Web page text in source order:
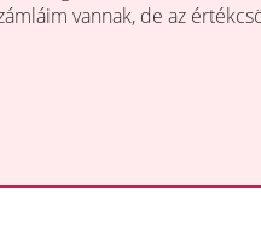
vannak, de az